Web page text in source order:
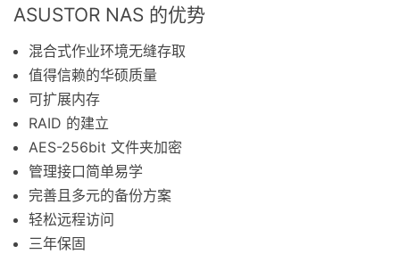
ASUSTOR NAS 的优势
混合式作业环境无缝存取
值得信赖的华硕质量
可扩展内存
RAID 的建立
AES-256bit 文件夹加密
管理接口简单易学
完善且多元的备份方案
轻松远程访问
三年保固